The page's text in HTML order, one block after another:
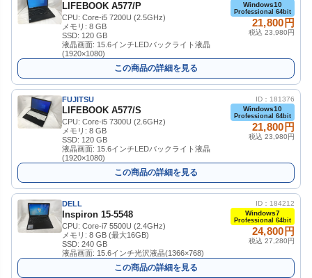
LIFEBOOK A577/P
CPU: Core-i5 7200U (2.5GHz)
メモリ: 8 GB
SSD: 120 GB
液晶画面: 15.6インチLEDバックライト液晶
(1920×1080)
Windows10
Professional 64bit
21,800円
税込 23,980円
この商品の詳細を見る
FUJITSU
LIFEBOOK A577/S
CPU: Core-i5 7300U (2.6GHz)
メモリ: 8 GB
SSD: 120 GB
液晶画面: 15.6インチLEDバックライト液晶
(1920×1080)
ID：181376
Windows10
Professional 64bit
21,800円
税込 23,980円
この商品の詳細を見る
DELL
Inspiron 15-5548
CPU: Core-i7 5500U (2.4GHz)
メモリ: 8 GB (最大16GB)
SSD: 240 GB
液晶画面: 15.6インチ光沢液晶(1366×768)
ID：184212
Windows7
Professional 64bit
24,800円
税込 27,280円
この商品の詳細を見る